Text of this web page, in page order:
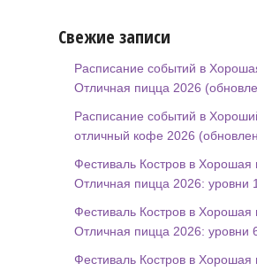
Свежие записи
Расписание событий в
Отличная пицца 2026
Расписание событий в
отличный кофе 2026
Фестиваль Костров в Хорошая
Отличная пицца 2026: уровни
Фестиваль Костров в Хорошая
Отличная пицца 2026: уровни
Фестиваль Костров в Хорошая